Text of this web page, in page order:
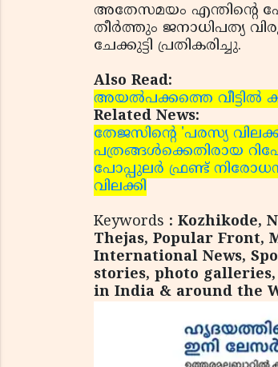
അതേസമയം എന്തിന്റെ
തീര്‍ത്തും ജനാധിപത്യ
ചേക്കുട്ടി പ്രതികരിച്ചു.
Also Read:
അയല്‍പക്കത്തെ
Related News:
തേജസിന്റെ 'പരസ്യ
പത്രങ്ങള്‍ക്കെതിരായ
പോപ്പുലര്‍ ഫ്രണ്ട്
വിലക്കി
Keywords : Kozhikode,
Thejas, Popular Front,
International News,
stories, photo
in India & around the